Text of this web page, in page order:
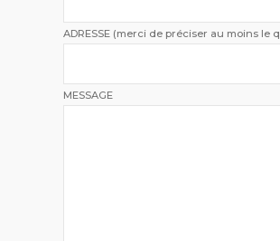
ADRESSE (merci de préciser au moins le
MESSAGE